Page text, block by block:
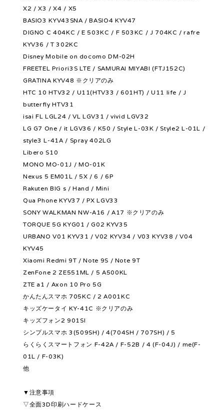
X2 / X3 / X4 / X5
BASIO3 KYV43SNA / BASIO4 KYV47
DIGNO C 404KC / E 503KC / F 503KC / J 704KC / rafre
KYV36 / T 302KC
Disney Mobile on docomo DM-02H
FREETEL Priori3S LTE / SAMURAI MIYABI (FTJ152C)
GRATINA KYV48 ※クリアのみ
HTC 10 HTV32 / U11(HTV33 / 601HT) / U11 life / J
butterfly HTV31
isai FL LGL24 / VL LGV31 / vivid LGV32
LG G7 One / it LGV36 / K50 / Style L-03K / Style2 L-01L /
style3 L-41A / Spray 402LG
Libero S10
MONO MO-01J / MO-01K
Nexus 5 EM01L / 5X / 6 / 6P
Rakuten BIG s / Hand / Mini
Qua Phone KYV37 / PX LGV33
SONY WALKMAN NW-A16 / A17 ※クリアのみ
TORQUE 5G KYG01 / G02 KYV35
URBANO V01 KYV31 / V02 KYV34 / V03 KYV38 / V04
KYV45
Xiaomi Redmi 9T / Note 9S / Note 9T
ZenFone 2 ZE551ML / 5 A500KL
ZTE a1 / Axon 10 Pro 5G
かんたんスマホ 705KC / 2 A001KC
キッズケータイ KY-41C ※クリアのみ
キッズフォン2 901SI
シンプルスマホ 3(509SH) / 4(704SH / 707SH) / 5
らくらくスマートフォン F-42A / F-52B / 4 (F-04J) / me(F-
01L / F-03K)
他
▼注意事項
▽全面3D印刷ハードケース